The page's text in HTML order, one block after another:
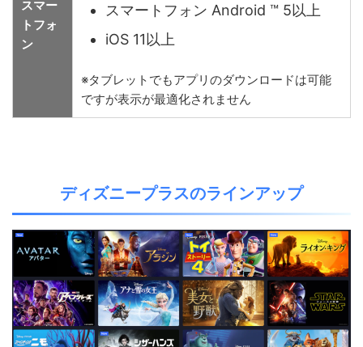
スマー
トフォ
ン
スマートフォン Android ™ 5以上
iOS 11以上
※タブレットでもアプリのダウンロードは可能
ですが表示が最適化されません
ディズニープラスのラインアップ